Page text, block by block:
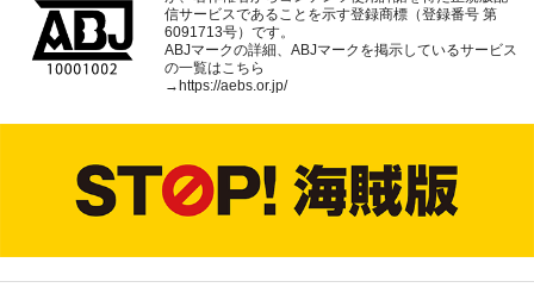
信サービスであることを示す登録商標（登録番号 第
6091713号）です。
ABJマークの詳細、ABJマークを掲示しているサービス
の一覧はこちら
→ https://aebs.or.jp/